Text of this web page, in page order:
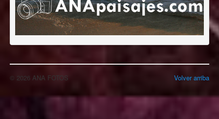
Volver arriba
© 2026 ANA FOTOS